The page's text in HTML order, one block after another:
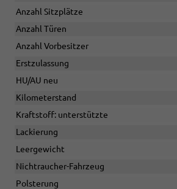
Anzahl Sitzplätze
Anzahl Türen
Anzahl Vorbesitzer
Erstzulassung
HU/AU neu
Kilometerstand
Kraftstoff: unterstützte
Lackierung
Leergewicht
Nichtraucher-Fahrzeug
Polsterung